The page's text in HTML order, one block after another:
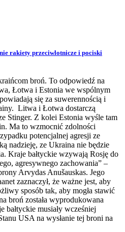
rakiety przeciwlotnicze i pociski
broń. To odpowiedź na
Łotwa i Estonia we wspólnym
się za suwerennością i
Litwa i Łotwa dostarczą
Stinger. Z kolei Estonia wyśle tam
Ma to wzmocnić zdolności
potencjalnej agresji ze
nadzieję, ze Ukraina nie będzie
Kraje bałtyckie wzywają Rosję do
agresywnego zachowania” –
Arvydas Anušauskas. Jego
zaznaczył, że ważne jest, aby
sposób tak, aby mogła stawić
broń została wyprodukowana
bałtyckie musiały wcześniej
USA na wysłanie tej broni na